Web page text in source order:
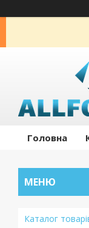
Головна
Каталог